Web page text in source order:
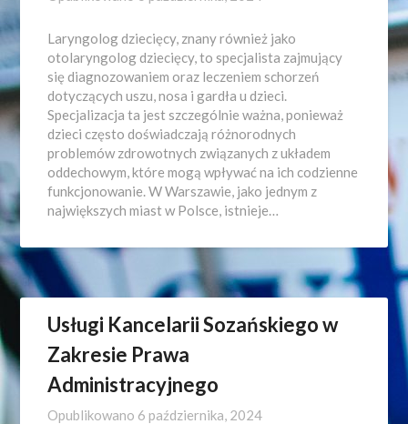
Laryngolog dziecięcy, znany również jako
otolaryngolog dziecięcy, to specjalista zajmujący
się diagnozowaniem oraz leczeniem schorzeń
dotyczących uszu, nosa i gardła u dzieci.
Specjalizacja ta jest szczególnie ważna, ponieważ
dzieci często doświadczają różnorodnych
problemów zdrowotnych związanych z układem
oddechowym, które mogą wpływać na ich codzienne
funkcjonowanie. W Warszawie, jako jednym z
największych miast w Polsce, istnieje…
Usługi Kancelarii Sozańskiego w
Zakresie Prawa
Administracyjnego
Opublikowano 6 października, 2024